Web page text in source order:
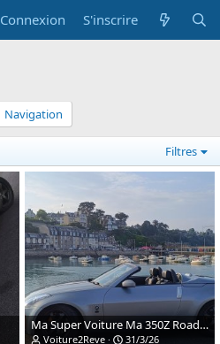
Connexion S'inscrire
Navigation
Filtres
Ma Super Voiture Ma 350Z Roadster Cab Phase 2 de 301cv
Voiture2Reve
31/3/26